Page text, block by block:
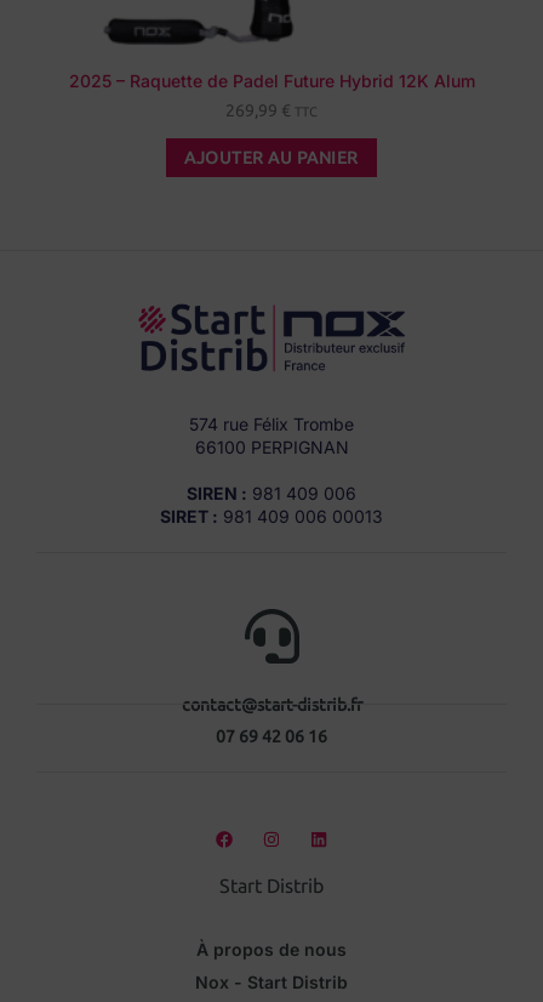
2025 – Raquette de Padel Future Hybrid 12K Alum
269,99 € TTC
AJOUTER AU PANIER
574 rue Félix Trombe
66100 PERPIGNAN
SIREN : 981 409 006
SIRET : 981 409 006 00013
contact@start-distrib.fr
07 69 42 06 16
Start Distrib
À propos de nous
Nox - Start Distrib